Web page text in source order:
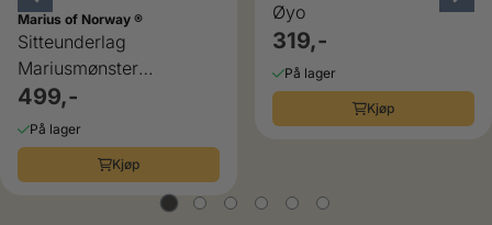
Marius of Norway ®
Sitteunderlag
Mariusmønster
blått/rødt/hvit
499,-
På lager
Kjøp
Øyo
319,-
På lager
Kjøp